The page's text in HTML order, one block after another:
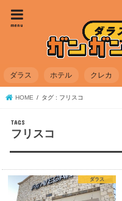
menu
ダラス ホテル クレカ
HOME タグ : フリスコ
フリスコ
ダラス